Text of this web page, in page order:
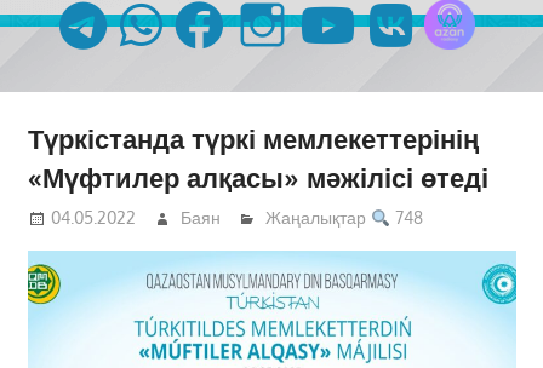
telegramwhatsappfacebookinstagramyoutubevk
Түркістанда түркі мемлекеттерінің
«Мүфтилер алқасы» мәжілісі өтеді
04.05.2022 Баян Жаңалықтар 748